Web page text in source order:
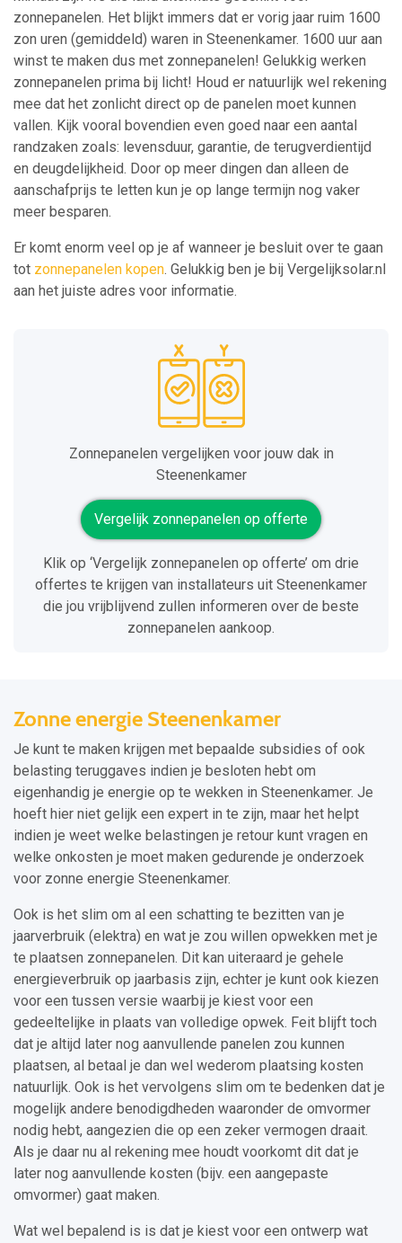
zonnepanelen. Het blijkt immers dat er vorig jaar ruim 1600
zon uren (gemiddeld) waren in Steenenkamer. 1600 uur aan
winst te maken dus met zonnepanelen! Gelukkig werken
zonnepanelen prima bij licht! Houd er natuurlijk wel rekening
mee dat het zonlicht direct op de panelen moet kunnen
vallen. Kijk vooral bovendien even goed naar een aantal
randzaken zoals: levensduur, garantie, de terugverdientijd
en deugdelijkheid. Door op meer dingen dan alleen de
aanschafprijs te letten kun je op lange termijn nog vaker
meer besparen.
Er komt enorm veel op je af wanneer je besluit over te gaan
tot zonnepanelen kopen. Gelukkig ben je bij Vergelijksolar.nl
aan het juiste adres voor informatie.
Zonnepanelen vergelijken voor jouw dak in
Steenenkamer
Vergelijk zonnepanelen op offerte
Klik op ‘Vergelijk zonnepanelen op offerte’ om drie
offertes te krijgen van installateurs uit Steenenkamer
die jou vrijblijvend zullen informeren over de beste
zonnepanelen aankoop.
Zonne energie Steenenkamer
Je kunt te maken krijgen met bepaalde subsidies of ook
belasting teruggaves indien je besloten hebt om
eigenhandig je energie op te wekken in Steenenkamer. Je
hoeft hier niet gelijk een expert in te zijn, maar het helpt
indien je weet welke belastingen je retour kunt vragen en
welke onkosten je moet maken gedurende je onderzoek
voor zonne energie Steenenkamer.
Ook is het slim om al een schatting te bezitten van je
jaarverbruik (elektra) en wat je zou willen opwekken met je
te plaatsen zonnepanelen. Dit kan uiteraard je gehele
energieverbruik op jaarbasis zijn, echter je kunt ook kiezen
voor een tussen versie waarbij je kiest voor een
gedeeltelijke in plaats van volledige opwek. Feit blijft toch
dat je altijd later nog aanvullende panelen zou kunnen
plaatsen, al betaal je dan wel wederom plaatsing kosten
natuurlijk. Ook is het vervolgens slim om te bedenken dat je
mogelijk andere benodigdheden waaronder de omvormer
nodig hebt, aangezien die op een zeker vermogen draait.
Als je daar nu al rekening mee houdt voorkomt dit dat je
later nog aanvullende kosten (bijv. een aangepaste
omvormer) gaat maken.
Wat wel bepalend is is dat je kiest voor een ontwerp wat